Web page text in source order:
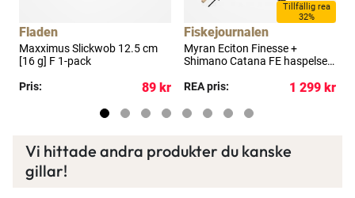
Fladen
Maxximus Slickwob 12.5 cm
[16 g] F 1-pack
Pris:
89 kr
Tillfällig rea
32%
Fiskejournalen
Myran Eciton Finesse +
Shimano Catana FE haspelset
REA pris:
1 299 kr
Vi hittade andra produkter du kanske
gillar!